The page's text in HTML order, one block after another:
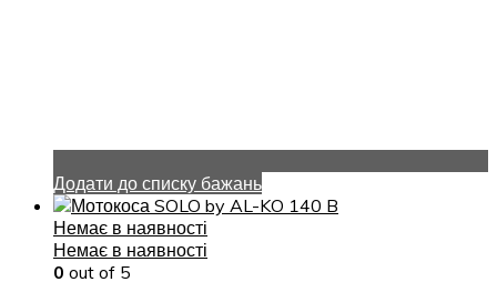
Додати до списку бажань
Немає в наявності
Немає в наявності
0 out of 5